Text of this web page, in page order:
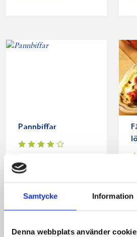
Samtycke Information
Denna webbplats använder
Pannbiffar